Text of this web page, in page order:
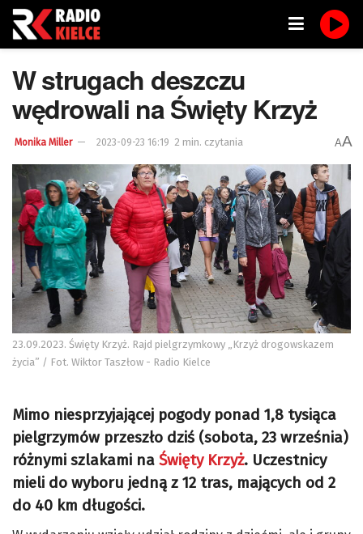
W strugach deszczu
wędrowali na Święty Krzyż
Monika Miller 2023-09-23 16:19 2 min. czytania AA
23.09.2023. Święty Krzyż. Rajd pielgrzymkowy „Krzyż drogowskazem
życia” / Fot. Wiktor Taszłow - Radio Kielce
Mimo niesprzyjającej pogody ponad 1,8 tysiąca
pielgrzymów przeszło dziś (sobota, 23 września)
różnymi szlakami na Święty Krzyż. Uczestnicy
mieli do wyboru jedną z 12 tras, mających od 2
do 40 km długości.